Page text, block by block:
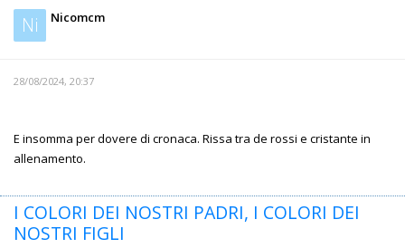
Ni Nicomcm
28/08/2024, 20:37
E insomma per dovere di cronaca. Rissa tra de rossi e cristante in
allenamento.
I COLORI DEI NOSTRI PADRI, I COLORI DEI
NOSTRI FIGLI